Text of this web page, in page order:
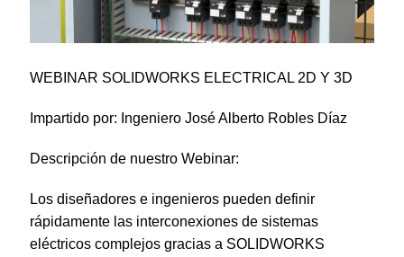
WEBINAR SOLIDWORKS ELECTRICAL 2D Y 3D
Impartido por: Ingeniero José Alberto Robles Díaz
Descripción de nuestro Webinar:
Los diseñadores e ingenieros pueden definir
rápidamente las interconexiones de sistemas
eléctricos complejos gracias a SOLIDWORKS